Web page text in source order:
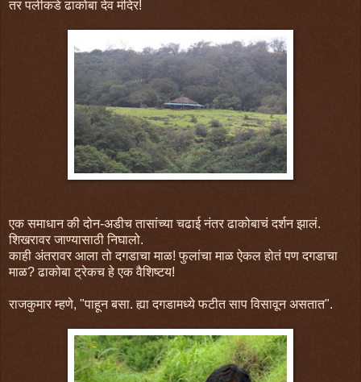
तर पलीकडे ढाकोबा देव मंदिर!
एक समाधान की दोन-अडीच तासांच्या चढाई नंतर ढाकोबाचं दर्शन झालं.
शिखरावर जाण्यासाठी निघालो.
काही अंतरावर आला तो दगडाचा माळ! फुलांचा माळ ऐकल होतं पण दगडाचा
माळ? ढाकोबा ट्रेकच हे एक वैशिष्टय!
राजकुमार म्हणे, "पाहून बसा. ह्या दगडामध्ये फटीत साप विसावून असतात".